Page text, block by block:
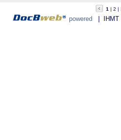
1 2
powered | IHMT -